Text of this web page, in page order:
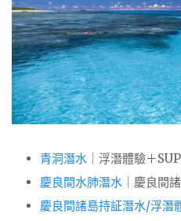
青洞潛水 ｜浮潛體驗＋
慶良間水肺潛水 ｜慶良間
慶良間諸島持証潛水/浮潛